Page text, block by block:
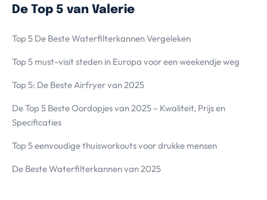
De Top 5 van Valerie
Top 5 De Beste Waterfilterkannen Vergeleken
Top 5 must-visit steden in Europa voor een weekendje weg
Top 5: De Beste Airfryer van 2025
De Top 5 Beste Oordopjes van 2025 – Kwaliteit, Prijs en
Specificaties
Top 5 eenvoudige thuisworkouts voor drukke mensen
De Beste Waterfilterkannen van 2025